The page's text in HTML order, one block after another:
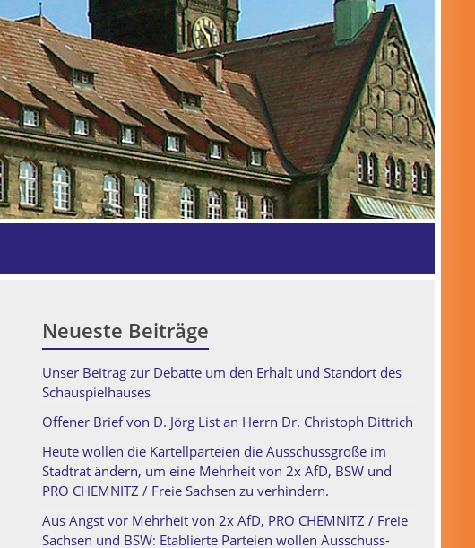
Neueste Beiträge
Unser Beitrag zur Debatte um den Erhalt und Standort des
Schauspielhauses
Offener Brief von D. Jörg List an Herrn Dr. Christoph Dittrich
Heute wollen die Kartellparteien die Ausschussgröße im
Stadtrat ändern, um eine Mehrheit von 2x AfD, BSW und
PRO CHEMNITZ / Freie Sachsen zu verhindern.
Aus Angst vor Mehrheit von 2x AfD, PRO CHEMNITZ / Freie
Sachsen und BSW: Etablierte Parteien wollen Ausschuss-